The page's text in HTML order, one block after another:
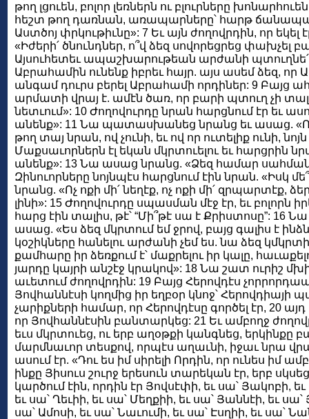
թող լցուեն, բոլոր լեռներն ու բլուրները
հեշտ թող դառնան, առապարները՝ հարթ
Աստծոյ փրկութիւնը»: 7 Եւ այն ժողովրդին, որ եկել
«Իժերի՛ ծնունդներ, ո՞վ ձեզ սովորեցրեց փախչել
Այսուհետեւ ապաշխարութեան արժանի պտուղնե՛ր
Աբրահամին ունենք իբրեւ հայր. այս ասեմ ձեզ,
անգամ դուրս բերել Աբրահամի որդիներ: 9 Բայց
արմատի վրայ է. ամէն ծառ, որ բարի պտուղ չի
նետւում»: 10 Ժողովուրդը նրան հարցնում էր եւ
անենք»: 11 Նա պատասխանեց նրանց եւ ասաց. «Ով
թող տայ նրան, ով չունի, եւ ով որ ուտելիք ունի,
Մաքսաւորներն էլ եկան մկրտուելու եւ հարցրին
անենք»: 13 Նա ասաց նրանց. «Ձեզ համար
Զինուորները նոյնպէս հարցնում էին նրան. «Իսկ
նրանց. «Ոչ ոքի մի՛ նեղէք, ոչ ոքի մի՛ զրպարտէք,
լինի»: 15 Ժողովուրդը սպասման մէջ էր, եւ բոլորն
հարց էին տալիս, թէ՝ “Մի՞թէ սա է Քրիստոսը”: 16
ասաց. «Ես ձեզ մկրտում եմ ջրով, բայց գալիս է
կօշիկները հանելու արժանի չեմ ես. նա ձեզ
քամհարը իր ձեռքում է՝ մաքրելու իր կալը,
յարդը կայրի անշէջ կրակով»: 18 Նա շատ ուրիշ
աւետում ժողովրդին: 19 Բայց Հերովդէս
Յովհաննէսի կողմից իր եղբօր կնոջ՝ Հերովդիայի
չարիքների համար, որ Հերովդէսը գործել էր, 20 այդ
որ Յովհաննէսին բանտարկեց: 21 Եւ ամբողջ
եւս մկրտուեց, ու երբ աղօթքի կանգնեց, երկինքը
մարմնաւոր տեսքով, որպէս աղաւնի, իջաւ նրա
ասում էր. «Դու ես իմ սիրելի Որդին, որ ունես իմ
ինքը Յիսուս շուրջ երեսուն տարեկան էր, երբ
կարծում էին, որդին էր Յովսէփի, եւ սա՝ Յակոբի,
եւ սա՝ Ղեւիի, եւ սա՝ Մեղքիի, եւ սա՝ Յաննէի, եւ
սա՝ Ամոսի, եւ սա՝ Նաւումի, եւ սա՝ Էսղիի, եւ սա՝